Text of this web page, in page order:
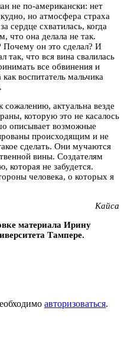
не по-американски: нет
но атмосфера страха
сердце схватилась, когда
что она делала не так.
он это сделал? И
так, что вся вина свалилась
все обвинения и
воспитатель мальчика
актуальна везде
которую это не касалось
описывает возможные
происходящим и не
сделать. Они мучаются
вины. Создателям
которая не забудется.
человека, о которых я
Кайса
материала Ирину
Тампере.
авторизоваться.